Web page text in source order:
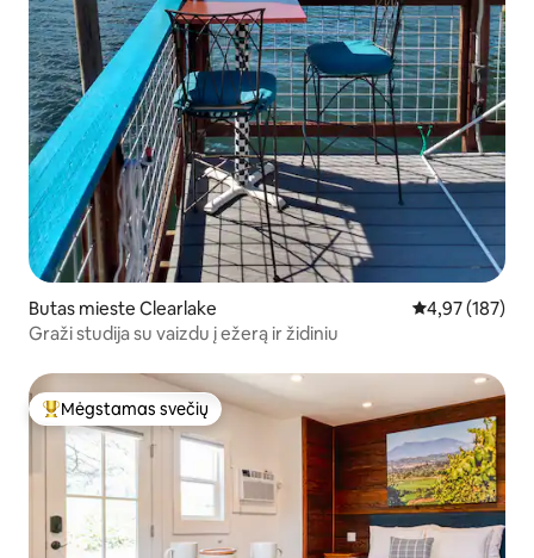
Butas mieste Clearlake Vidutinis
4,97 (187)
Graži studija su vaizdu į ežerą ir židiniu
Svečių mėgstamiausias
Mėgstamas svečių